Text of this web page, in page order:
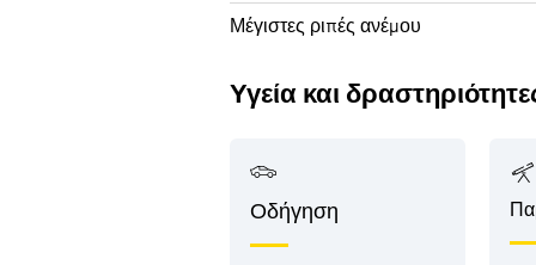
Μέγιστες ριπές ανέμου
Υγεία και
Οδήγηση